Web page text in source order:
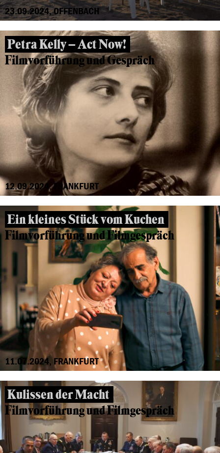
23.09.2024, OFFENBACH
Petra Kelly – Act Now!
Filmvorführung und Gespräch
12.09.2024, FRANKFURT
Ein kleines Stück vom Kuchen
Filmvorführung und Filmgespräch
11.07.2024, FRANKFURT
Kulissen der Macht
Filmvorführung und Filmgespräch